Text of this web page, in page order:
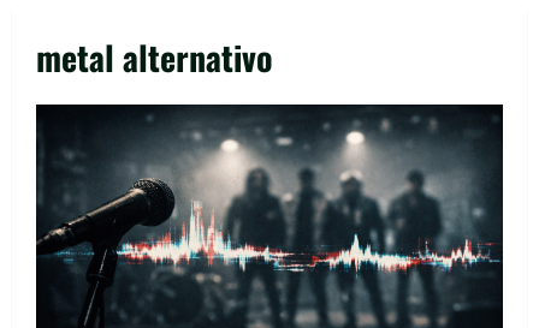
metal alternativo